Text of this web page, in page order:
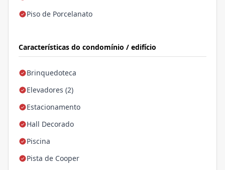
Piso de Porcelanato
Características do condomínio / edifício
Brinquedoteca
Elevadores (2)
Estacionamento
Hall Decorado
Piscina
Pista de Cooper